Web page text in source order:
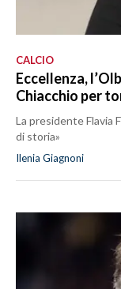
CALCIO
Eccellenza,
Chiacchio per
La presidente Flavia
di storia»
Ilenia Giagnoni